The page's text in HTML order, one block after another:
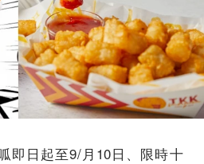
即日起至9/月10日、限時十